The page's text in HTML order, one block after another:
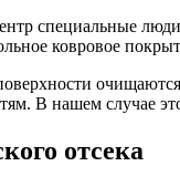
специальные
ковровое
В нашем случае
отсека